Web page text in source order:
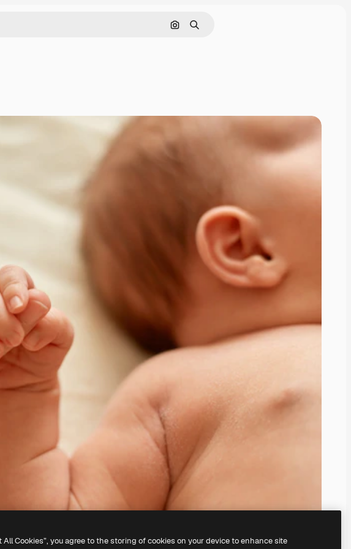
Pesquisar por imagem
Buscar
Cookies”, you agree to the storing of cookies on your device to enhance site